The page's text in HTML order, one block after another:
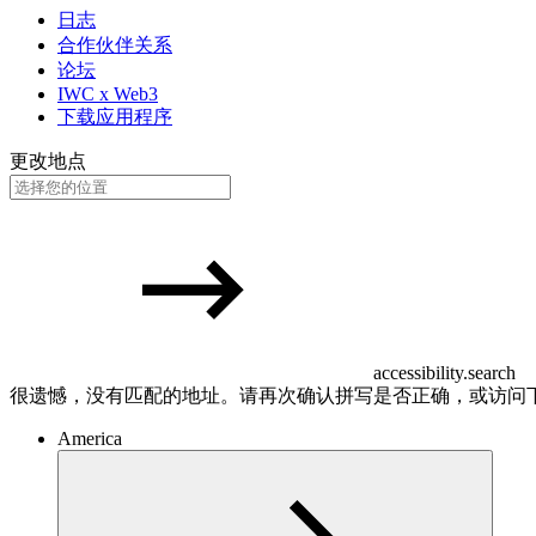
日志
合作伙伴关系
论坛
IWC x Web3
下载应用程序
更改地点
accessibility.search
很遗憾，没有匹配的地址。请再次确认拼写是否正确，或访问
America